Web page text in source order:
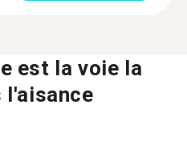
est la voie la
l'aisance